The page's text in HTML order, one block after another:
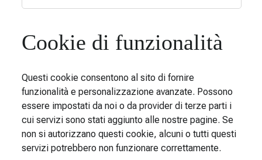
Cookie di funzionalità
Questi cookie consentono al sito di fornire
funzionalità e personalizzazione avanzate. Possono
essere impostati da noi o da provider di terze parti i
cui servizi sono stati aggiunto alle nostre pagine. Se
non si autorizzano questi cookie, alcuni o tutti questi
servizi potrebbero non funzionare correttamente.